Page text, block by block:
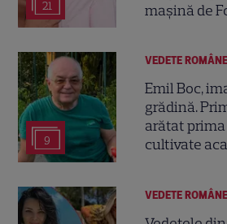
21
mașină de
9
VEDETE
Emil Boc,
grădină.
arătat
cultivate
VEDETE